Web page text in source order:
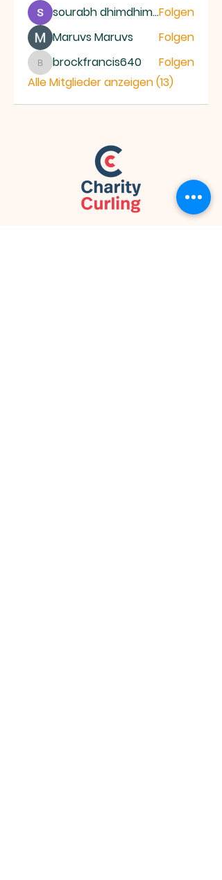
sourabh dhimdhimeFolgen
Maruvs Maruvs
Folgen
brockfrancis640
brockfrancis640
Folgen
Alle Mitglieder anzeigen (13)